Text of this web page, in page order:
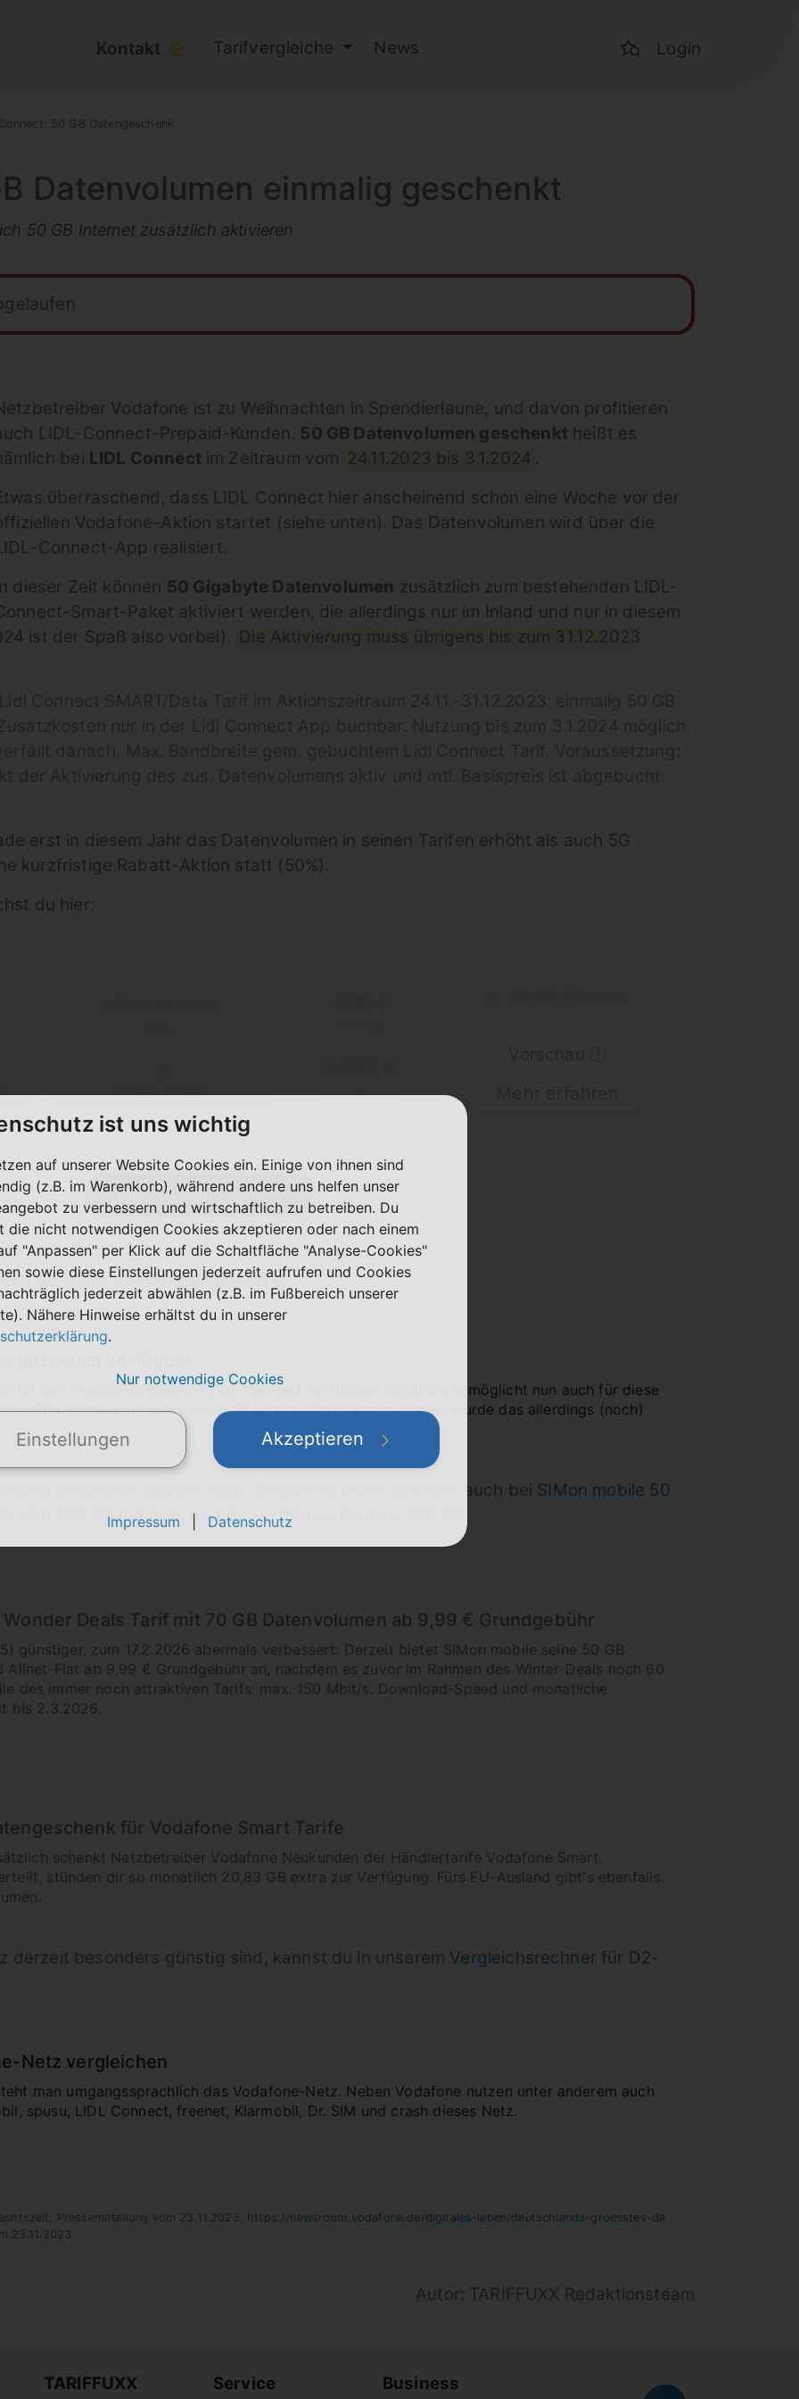
Kontakt ⦿ Tarifvergleiche News Login
50 GB Datengeschenk
Datenvolumen einmalig geschenkt
50 GB Internet zusätzlich aktivieren
Vodafone ist zu Weihnachten in Spendierlaune, und davon profitieren
LIDL-Connect-Prepaid-Kunden. 50 GB Datenvolumen geschenkt heißt es
bei LIDL Connect im Zeitraum vom 24.11.2023 bis 3.1.2024 .
überraschend, dass LIDL Connect hier anscheinend schon eine Woche vor der
Vodafone-Aktion startet (siehe unten). Das Datenvolumen wird über die
Connect-App realisiert.
dieser Zeit können 50 Gigabyte Datenvolumen zusätzlich zum bestehenden LIDL-
Smart-Paket aktiviert werden, die allerdings nur im Inland und nur in diesem
ist der Spaß also vorbei). Die Aktivierung muss übrigens bis zum 31.12.2023
erst in diesem Jahr das Datenvolumen in seinen Tarifen erhöht als auch 5G
kurzfristige Rabatt-Aktion statt (50%).
du hier:
Ct/Min & SMS pro Monat
Zu LIDL Connect
die eSIM-Aktivierung gestartet.
jetzt auch verfügbar
für den Prepaid-Discounter LIDL Connect verfügbar: Vodafone ermöglicht nun auch für diese
eSIM anstelle der klassischen SIM-Karte. Offen kommuniziert wurde das allerdings (noch)
Vodafone-Marken statt: So gibt es unter anderem auch bei SIMon mobile 50
sind 100 GB möglich, und fürVodafone-Kunden 500 GB
Deals Tarif mit 70 GB Datenvolumen ab 9,99 € Grundgebühr
günstiger, zum 17.2.2026 abermals verbessert: Derzeit bietet SIMon mobile seine 50 GB
Allnet-Flat ab 9,99 € Grundgebühr an, nachdem es zuvor im Rahmen des Winter-Deals noch 60
des immer noch attraktiven Tarifs: max. 150 Mbit/s. Download-Speed und monatliche
bis 2.3.2026.
für Vodafone Smart Tarife
schenkt Netzbetreiber Vodafone Neukunden der Händlertarife Vodafone Smart.
stünden dir so monatlich 20,83 GB extra zur Verfügung. Fürs EU-Ausland gibt's ebenfalls
derzeit besonders günstig sind, kannst du in unserem Vergleichsrechner für D2-
Netz vergleichen
man umgangssprachlich das Vodafone-Netz. Neben Vodafone nutzen unter anderem auch
spusu, LIDL Connect, freenet, Klarmobil, Dr. SIM und crash dieses Netz.
Pressemitteilung vom 23.11.2023, https://newsroom.vodafone.de/digitales-leben/deutschlands-groesstes-da
23.11.2023
Autor: TARIFFUXX Redaktionsteam
TARIFFUXX Service Business
ist uns wichtig
auf unserer Website Cookies ein. Einige von ihnen sind
(z.B. im Warenkorb), während andere uns helfen unser
zu verbessern und wirtschaftlich zu betreiben. Du
die nicht notwendigen Cookies akzeptieren oder nach einem
"Anpassen" per Klick auf die Schaltfläche "Analyse-Cookies"
sowie diese Einstellungen jederzeit aufrufen und Cookies
jederzeit abwählen (z.B. im Fußbereich unserer
Nähere Hinweise erhältst du in unserer
.
Nur notwendige Cookies
Einstellungen Akzeptieren
Impressum Datenschutz